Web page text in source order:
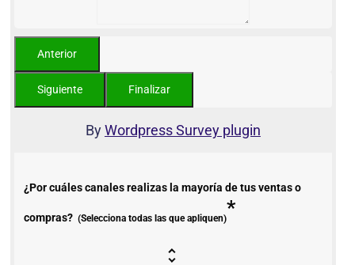
ByWordpress Survey plugin
¿Por cuáles canales realizas la mayoría de tus ventas o
compras? (Selecciona todas las que apliquen)*